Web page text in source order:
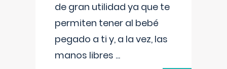
de gran utilidad ya que te
permiten tener al bebé
pegado a ti y, a la vez, las
manos libres ...